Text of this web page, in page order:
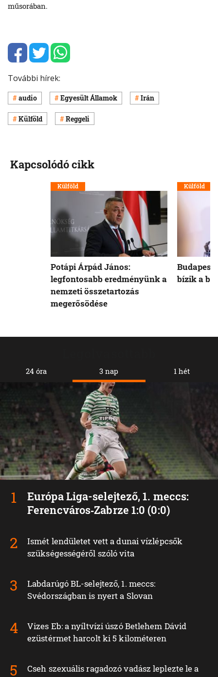
műsorában.
További hírek:
audio Egyesült Államok Irán
Külföld Reggeli
24 óra 3 nap
Európa Liga-selejtező, 1. meccs:
Ferencváros‑Zabrze 1:0 (0:0)
Ismét lendületet vett a dunai vízlépcsők
szükségességéről szóló vita
Labdarúgó BL-selejtező, 1. meccs:
Svédországban is nyert a Slovan
Vizes Eb: a nyíltvízi úszó Betlehem Dávid
ezüstérmet harcolt ki 5 kilométeren
Cseh szexuális ragadozó vadász leplezte le a
1 hét
Kapcsolódó cikk
Külföld
Potápi Árpád János:
legfontosabb eredményünk a
nemzeti összetartozás
megerősödése
Külföld
Budapest
bízik a